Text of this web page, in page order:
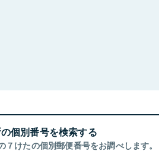
個別番号を検索する
７けたの個別郵便番号をお調べします。